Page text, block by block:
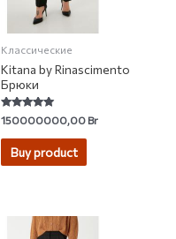
Классические
Kitana by Rinascimento
Брюки
Rated
5.00
out of 5
150000000,00Br
Buy product